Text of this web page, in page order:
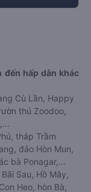
đến hấp dẫn khác
Cù Lần, Happy
thú Zoodoo,
tháp Trầm
đảo Hòn Mun,
bà Ponagar,...
Sau, Hồ Mây,
Heo, hòn Bà,